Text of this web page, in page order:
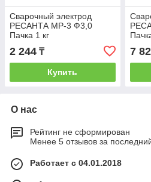
Сварочный электрод
РЕСАНТА МР-3 Ф3,0
Пачка 1 кг
2 244 ₸
Купить
7
О нас
Рейтинг не сформирован
Менее 5 отзывов за
Работает с 04.01.2018